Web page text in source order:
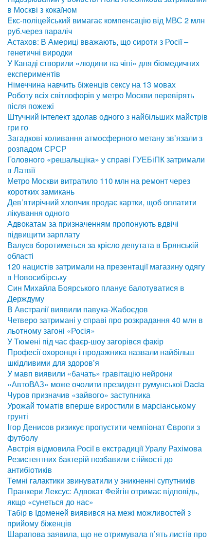
в Москві з кокаїном
Екс-поліцейський вимагає компенсацію від МВС 2 млн
руб.через параліч
Астахов: В Америці вважають, що сироти з Росії –
генетичні виродки
У Канаді створили «людини на чіпі» для біомедичних
експериментів
Німеччина навчить біженців сексу на 13 мовах
Роботу всіх світлофорів у метро Москви перевірять
після пожежі
Штучний інтелект здолав одного з найбільших майстрів
гри го
Загадкові коливання атмосферного метану зв’язали з
розпадом СРСР
Головного «решальщіка» у справі ГУЕБіПК затримали
в Латвії
Метро Москви витратило 110 млн на ремонт через
коротких замикань
Дев’ятирічний хлопчик продає картки, щоб оплатити
лікування одного
Адвокатам за призначенням пропонують вдвічі
підвищити зарплату
Валуєв боротиметься за крісло депутата в Брянській
області
120 нацистів затримали на презентації магазину одягу
в Новосибірську
Син Михайла Боярського планує балотуватися в
Держдуму
В Австралії виявили павука-Жабоєдов
Четверо затримані у справі про розкрадання 40 млн в
льотному загоні «Росія»
У Тюмені під час фаєр-шоу загорівся факір
Професії охоронця і продажника назвали найбільш
шкідливими для здоров’я
У мавп виявили «бачать» гравітацію нейрони
«АвтоВАЗ» може очолити президент румунської Dacia
Чуров призначив «зайвого» заступника
Урожай томатів вперше виростили в марсіанському
грунті
Ігор Денисов ризикує пропустити чемпіонат Європи з
футболу
Австрія відмовила Росії в екстрадиції Уралу Рахімова
Резистентних бактерій позбавили стійкості до
антибіотиків
Темні галактики звинуватили у зникненні супутників
Пранкери Лексус: Адвокат Фейгін отримає відповідь,
якщо «сунеться до нас»
Табір в Ідоменей виявився на межі можливостей з
прийому біженців
Шарапова заявила, що не отримувала п’ять листів про